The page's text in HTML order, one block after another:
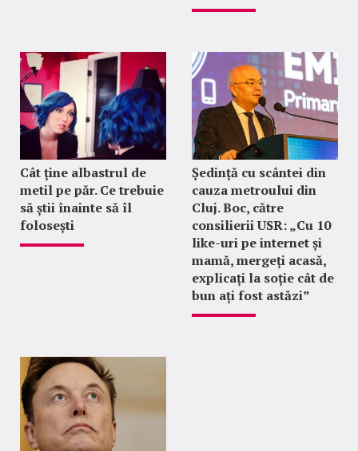
Cât ține albastrul de
metil pe păr. Ce trebuie
să știi înainte să îl
folosești
Ședință cu scântei din
cauza metroului din
Cluj. Boc, către
consilierii USR: „Cu 10
like-uri pe internet și
mamă, mergeți acasă,
explicați la soție cât de
bun ați fost astăzi”